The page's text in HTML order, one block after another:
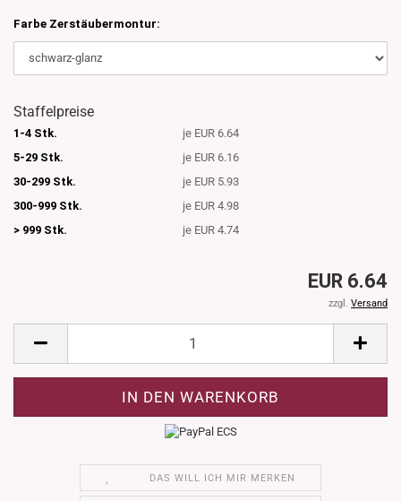
Farbe Zerstäubermontur:
Staffelpreise
1-4 Stk.
je EUR 6.64
5-29 Stk.
je EUR 6.16
30-299 Stk.
je EUR 5.93
300-999 Stk.
je EUR 4.98
> 999 Stk.
je EUR 4.74
EUR 6.64
zzgl. Versand
DAS WILL ICH MIR MERKEN